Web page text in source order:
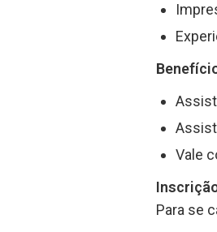
Vale
Para se